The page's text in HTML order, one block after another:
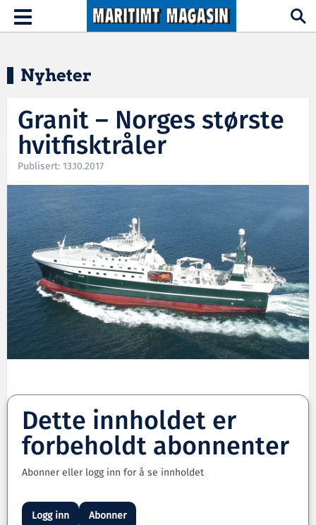
Hopp til hovedinnhold
Toggle
navigation
Nyheter
Granit – Norges største
hvitfisktråler
Publisert: 13.10.2017
Dette innholdet er
forbeholdt abonnenter
Abonner eller logg inn for å se innholdet
Logg inn Abonner